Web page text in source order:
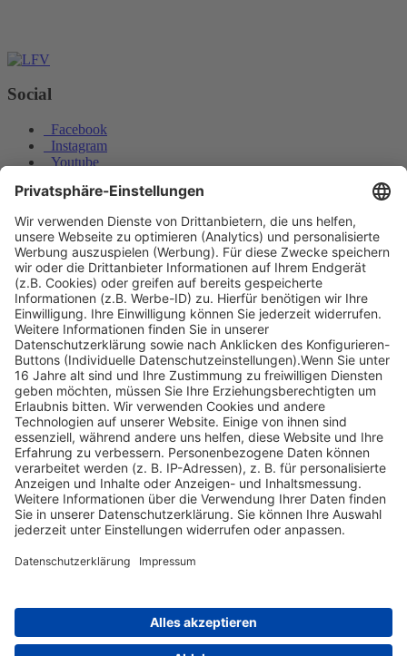
Social
Facebook
Instagram
Youtube
© Copyright - Heintges Lehr- und Lernsystem GmbH
Impressum
Informationspflichten
Datenschutz
Widerrufsbelehrung
Um welches, einheimisches Laubgehölz handelt es sich hier?
Welche Lautäußerungen werden zur Reizjagd auf den Fuchs
verwendet?
Nach oben scrollen
Find Your Way!
Categories
E-Learning News (3)
Heintges News(3)
Messen(2)
Jagd(8)